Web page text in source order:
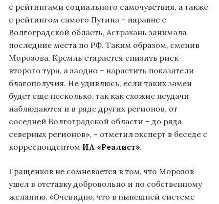
с рейтингами социального самочувствия, а также
с рейтингом самого Путина – наравне с
Волгоградской область, Астрахань занимала
последние места по РФ. Таким образом, сменив
Морозова, Кремль старается снизить риск
второго тура, а заодно – нарастить показатели
благополучия. Не удивлюсь, если таких замен
будет еще несколько, так как схожие неудачи
наблюдаются и в ряде других регионов, от
соседней Волгоградской области – до ряда
северных регионов», – отметил эксперт в беседе с
корреспондентом ИА «Реалист».
Гращенков не сомневается в том, что Морозов
ушел в отставку добровольно и по собственному
желанию. «Очевидно, что в нынешней системе